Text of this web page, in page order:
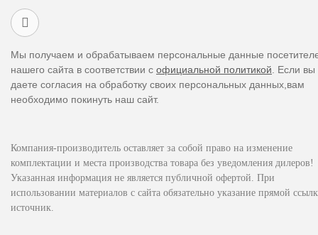
Мы получаем и обрабатываем персональные данные
нашего сайта в соответствии с официальной политикой . Если
даете согласия на обработку своих персональных данных,вам
необходимо покинуть наш сайт.
Компания-производитель оставляет за собой право на изменение
комплектации и места производства товара без уведомления дилеров!
Указанная информация не является публичной офертой. При
использовании материалов с сайта обязательно указание прямой
источник.